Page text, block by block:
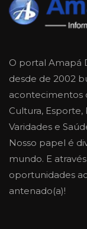
O portal Amapá
desde de 2002
acontecimentos
Cultura,
Varidades e
Nosso papel é
mundo. E
oportunidades
antenado(a)!